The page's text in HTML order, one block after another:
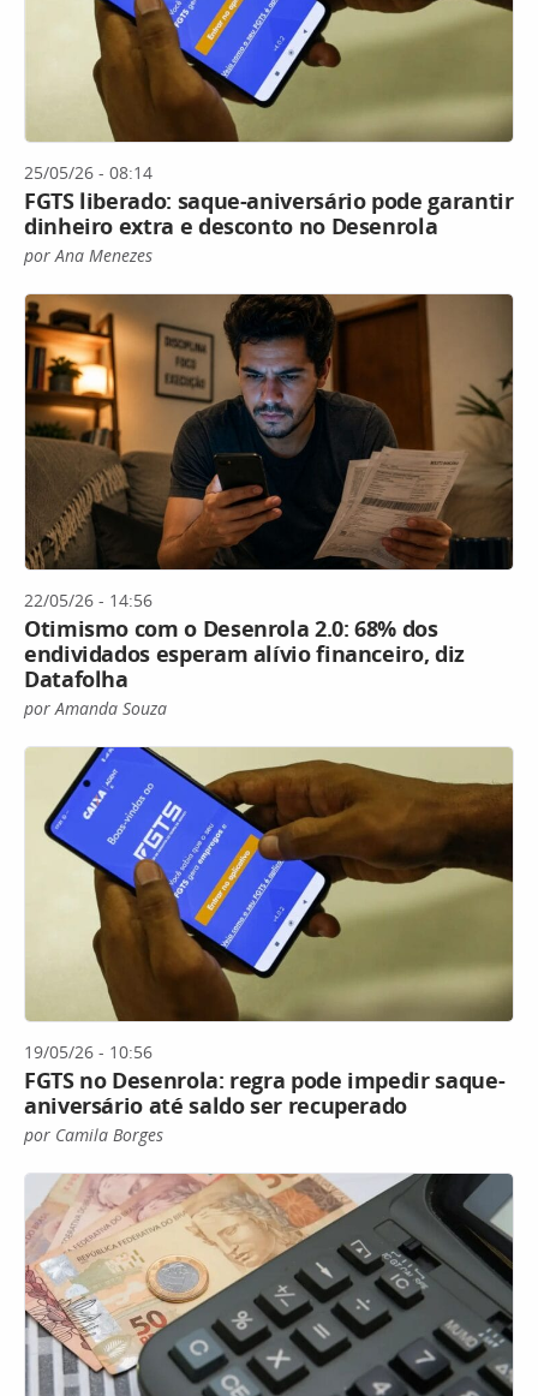
25/05/26 - 08:14
FGTS liberado: saque-aniversário pode garantir
dinheiro extra e desconto no Desenrola
por Ana Menezes
22/05/26 - 14:56
Otimismo com o Desenrola 2.0: 68% dos
endividados esperam alívio financeiro, diz
Datafolha
por Amanda Souza
19/05/26 - 10:56
FGTS no Desenrola: regra pode impedir saque-
aniversário até saldo ser recuperado
por Camila Borges